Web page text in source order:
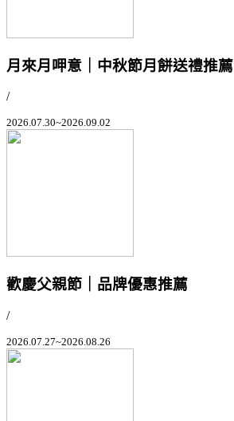
月來月呷意｜中秋節月餅送禮推薦
/
2026.07.30~2026.09.02
歡慶父親節｜品牌優惠推薦
/
2026.07.27~2026.08.26